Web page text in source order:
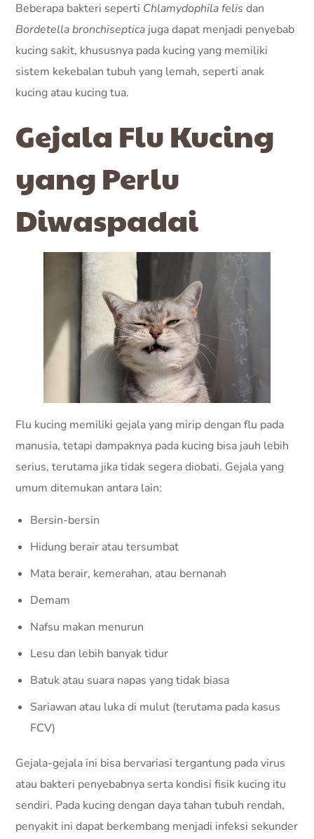
Beberapa bakteri seperti Chlamydophila felis dan
Bordetella bronchiseptica juga dapat menjadi penyebab
kucing sakit, khususnya pada kucing yang memiliki
sistem kekebalan tubuh yang lemah, seperti anak
kucing atau kucing tua.
Gejala Flu Kucing
yang Perlu
Diwaspadai
Flu kucing memiliki gejala yang mirip dengan flu pada
manusia, tetapi dampaknya pada kucing bisa jauh lebih
serius, terutama jika tidak segera diobati. Gejala yang
umum ditemukan antara lain:
Bersin-bersin
Hidung berair atau tersumbat
Mata berair, kemerahan, atau bernanah
Demam
Nafsu makan menurun
Lesu dan lebih banyak tidur
Batuk atau suara napas yang tidak biasa
Sariawan atau luka di mulut (terutama pada kasus
FCV)
Gejala-gejala ini bisa bervariasi tergantung pada virus
atau bakteri penyebabnya serta kondisi fisik kucing itu
sendiri. Pada kucing dengan daya tahan tubuh rendah,
penyakit ini dapat berkembang menjadi infeksi sekunder